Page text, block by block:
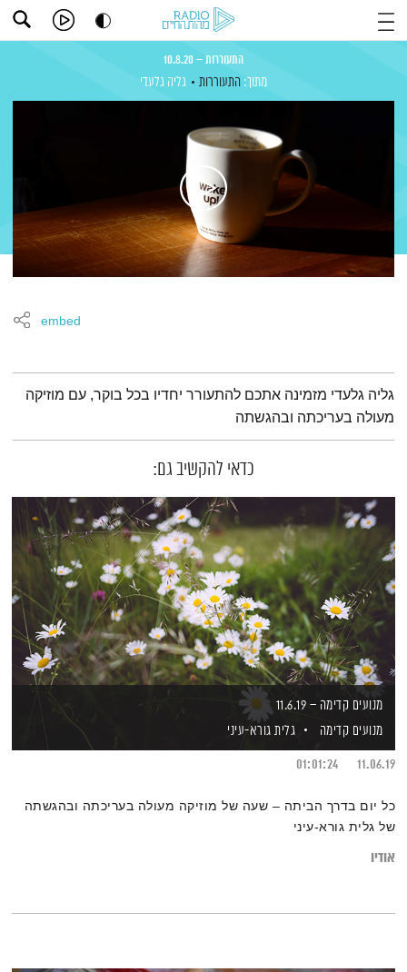
התעוררות – 10.8.20
מתוך: התעוררות גליה גלעדי
embed
תמצית הפודקאסט
גליה גלעדי מזמינה אתכם להתעורר יחדיו בכל בוקר, עם מוזיקה
מעולה בעריכתה ובהגשתה
כדאי להקשיב גם:
מנועים קדימה – 11.6.19
מנועים קדימה
גלית גורא-עיני
11.06.19
01:01:24
כל יום בדרך הביתה – שעה של מוזיקה מעולה בעריכתה ובהגשתה
של גלית גורא-עיני
אודיו